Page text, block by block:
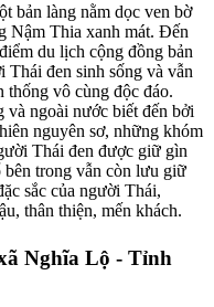
bản làng nằm dọc ven bờ
Nậm Thia xanh mát. Đến
du lịch cộng đồng bản
Thái đen sinh sống và vẫn
thống vô cùng độc đáo.
và ngoài nước biết đến bởi
nguyên sơ, những khóm
Thái đen được giữ gìn
bên trong vẫn còn lưu giữ
sắc của người Thái,
thân thiện, mến khách.
Nghĩa Lộ - Tỉnh